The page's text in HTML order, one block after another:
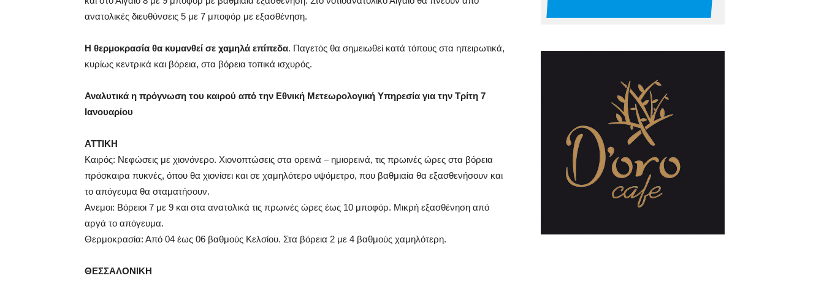
ανατολικές διευθύνσεις 5 με 7 μποφόρ με εξασθένηση.
Η θερμοκρασία θα κυμανθεί σε χαμηλά επίπεδα. Παγετός θα σημειωθεί κατά τόπους στα ηπειρωτικά,
κυρίως κεντρικά και βόρεια, στα βόρεια τοπικά ισχυρός.
Αναλυτικά η πρόγνωση του καιρού από την Εθνική Μετεωρολογική Υπηρεσία για την Τρίτη 7
Ιανουαρίου
ΑΤΤΙΚΗ
Καιρός: Νεφώσεις με χιονόνερο. Χιονοπτώσεις στα ορεινά – ημιορεινά, τις πρωινές ώρες στα βόρεια
πρόσκαιρα πυκνές, όπου θα χιονίσει και σε χαμηλότερο υψόμετρο, που βαθμιαία θα εξασθενήσουν και
το απόγευμα θα σταματήσουν.
Ανεμοι: Βόρειοι 7 με 9 και στα ανατολικά τις πρωινές ώρες έως 10 μποφόρ. Μικρή εξασθένηση από
αργά το απόγευμα.
Θερμοκρασία: Από 04 έως 06 βαθμούς Κελσίου. Στα βόρεια 2 με 4 βαθμούς χαμηλότερη.
ΘΕΣΣΑΛΟΝΙΚΗ